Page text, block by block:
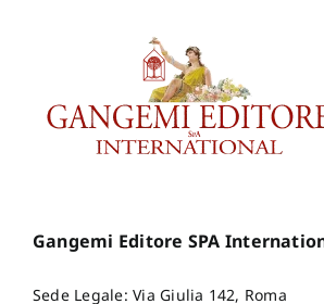
Gangemi Editore SPA
Sede Legale: Via Giulia 142, Roma